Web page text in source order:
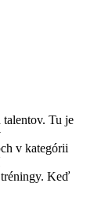
talentov. Tu je
v kategórii
Keď